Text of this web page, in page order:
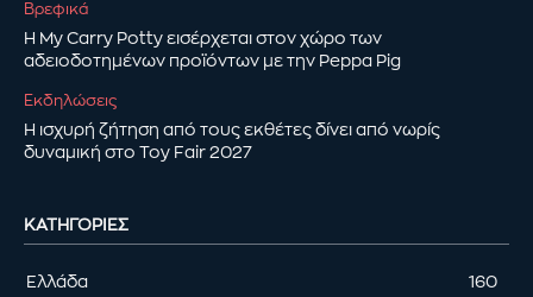
Βρεφικά
Η My Carry Potty εισέρχεται στον χώρο των
αδειοδοτημένων προϊόντων με την Peppa Pig
Εκδηλώσεις
Η ισχυρή ζήτηση από τους εκθέτες δίνει από νωρίς
δυναμική στο Toy Fair 2027
ΚΑΤΗΓΟΡΊΕΣ
Ελλάδα 160